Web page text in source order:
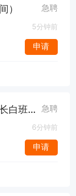
） 急聘
5分钟前
申请
家具门市招聘接单员（交社保+长白班+不需要外出跑业务） 急聘
6分钟前
申请